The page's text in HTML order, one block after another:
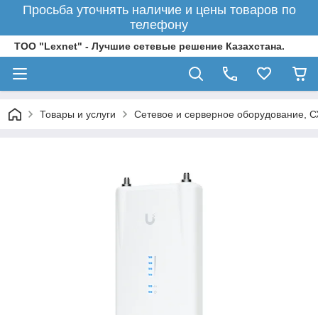
Просьба уточнять наличие и цены товаров по
телефону
ТОО "Lexnet" - Лучшие сетевые решение Казахстана.
Товары и услуги Сетевое и серверное оборудование,